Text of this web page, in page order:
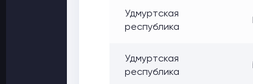
Удмуртская
республика
Удмуртская
республика